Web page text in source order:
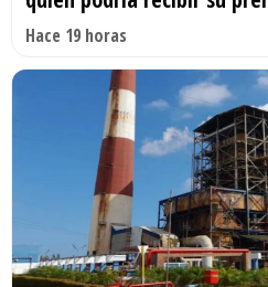
Hace 19 horas